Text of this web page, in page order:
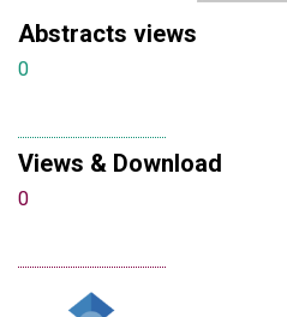
Abstracts views
0
Views & Download
0